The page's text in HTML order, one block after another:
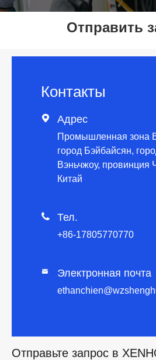
Отправить
Контакты
 Адрес
Промышленная зона
город Бэйбайсян,
Вэньчжоу, провинция
Китай
 Тел.
+86-17805770770
 Электронная почта
Отправьте запрос в